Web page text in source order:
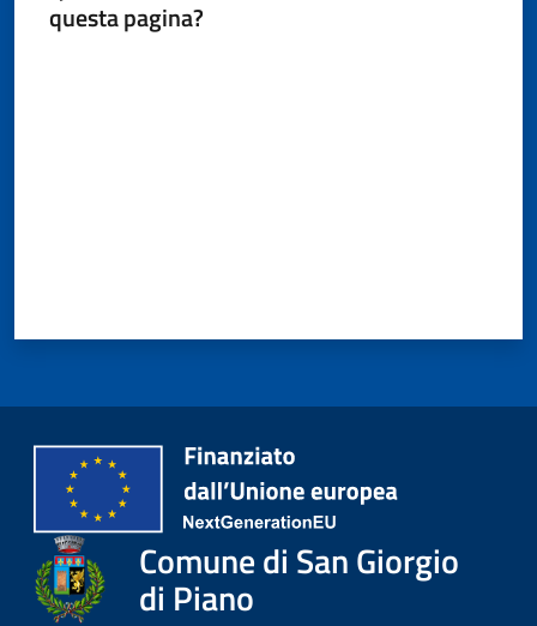
Novità
Amministrazione
o
questa pagina?
Comune di San Giorgio
di Piano